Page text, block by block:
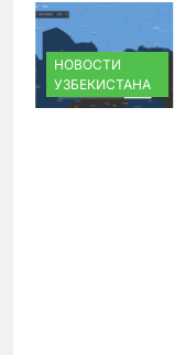
НОВОСТИ
УЗБЕКИСТАНА